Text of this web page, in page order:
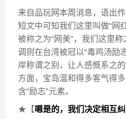
来自品玩网本周消息，语出
短文中可知我们这里叫做“网
被称之为“网美”，我们这里称
调则在台湾被冠以“毒鸡汤
岸称谓之别，让人感慨系之
方面，宝岛温和得多客气得
含“励志”元素。
★【嗯是的，我们决定相互